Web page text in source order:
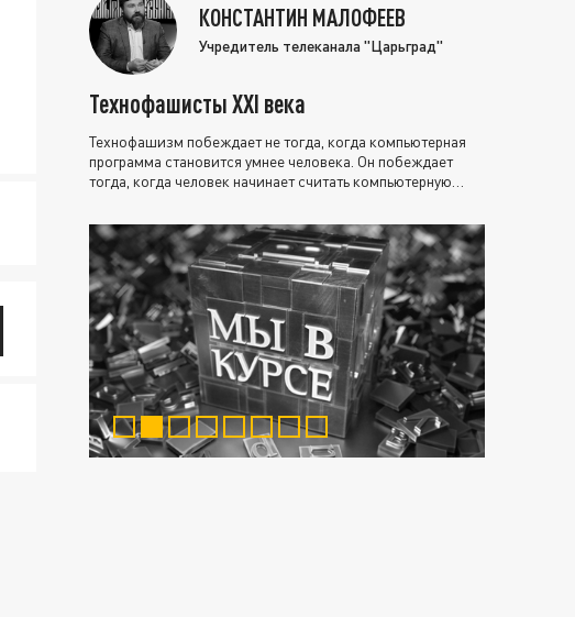
КОНСТАНТИН МАЛОФЕЕВ
Учредитель телеканала "Царьград"
Технофашисты XXI века
Технофашизм побеждает не тогда, когда компьютерная
программа становится умнее человека. Он побеждает
тогда, когда человек начинает считать компьютерную